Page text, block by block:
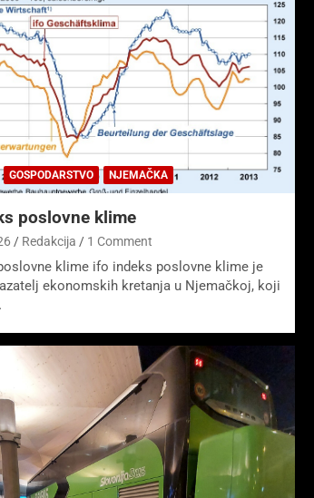
GOSPODARSTVO NJEMAČKA
poslovne klime
Redakcija 1 Comment
klime ifo indeks poslovne klime je
ekonomskih kretanja u Njemačkoj, koji